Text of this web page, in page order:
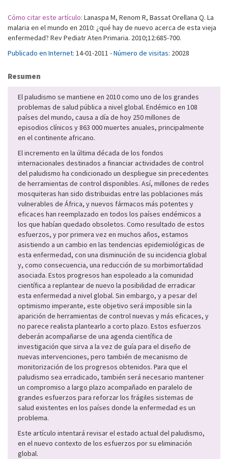
Cómo citar este artículo: Lanaspa M, Renom R, Bassat Orellana Q. La
malaria en el mundo en 2010: ¿qué hay de nuevo acerca de esta vieja
enfermedad? Rev Pediatr Aten Primaria. 2010;12:685-700.
Publicado en Internet: 14-01-2011 -Número de visitas: 20028
Resumen
El paludismo se mantiene en 2010 como uno de los grandes
problemas de salud pública a nivel global. Endémico en 108
países del mundo, causa a día de hoy 250 millones de
episodios clínicos y 863 000 muertes anuales, principalmente
en el continente africano.
El incremento en la última década de los fondos
internacionales destinados a financiar actividades de control
del paludismo ha condicionado un despliegue sin precedentes
de herramientas de control disponibles. Así, millones de redes
mosquiteras han sido distribuidas entre las poblaciones más
vulnerables de África, y nuevos fármacos más potentes y
eficaces han reemplazado en todos los países endémicos a
los que habían quedado obsoletos. Como resultado de estos
esfuerzos, y por primera vez en muchos años, estamos
asistiendo a un cambio en las tendencias epidemiológicas de
esta enfermedad, con una disminución de su incidencia global
y, como consecuencia, una reducción de su morbimortalidad
asociada. Estos progresos han espoleado a la comunidad
científica a replantear de nuevo la posibilidad de erradicar
esta enfermedad a nivel global. Sin embargo, y a pesar del
optimismo imperante, este objetivo será imposible sin la
aparición de herramientas de control nuevas y más eficaces, y
no parece realista plantearlo a corto plazo. Estos esfuerzos
deberán acompañarse de una agenda científica de
investigación que sirva a la vez de guía para el diseño de
nuevas intervenciones, pero también de mecanismo de
monitorización de los progresos obtenidos. Para que el
paludismo sea erradicado, también será necesario mantener
un compromiso a largo plazo acompañado en paralelo de
grandes esfuerzos para reforzar los frágiles sistemas de
salud existentes en los países donde la enfermedad es un
problema.
Este artículo intentará revisar el estado actual del paludismo,
en el nuevo contexto de los esfuerzos por su eliminación
global.